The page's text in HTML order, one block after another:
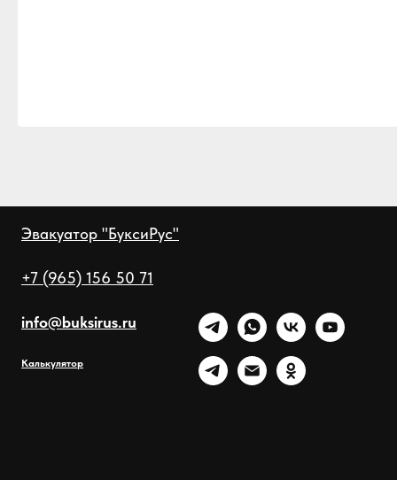
Эвакуатор "БуксиРус"
+7 (965) 156 50 71
info@buksirus.ru
Калькулятор